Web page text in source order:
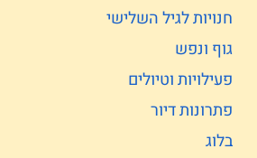
חנויות לגיל השלישי
גוף ונפש
פעילויות וטיולים
פתרונות דיור
בלוג